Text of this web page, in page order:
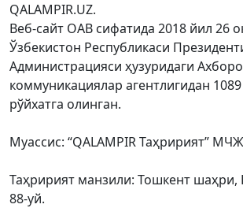
QALAMPIR.UZ.
Веб-сайт ОАВ сифатида 2018 йил 26
Ўзбекистон Республикаси
Администрацияси ҳузуридаги
коммуникациялар агентлигидан
рўйхатга олинган.
Муассис: “QALAMPIR Таҳририят”
Таҳририят манзили: Тошкент шаҳри,
88-уй.